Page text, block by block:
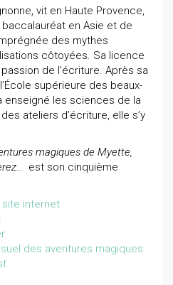
vit en Haute Provence,
baccalauréat en Asie et de
des mythes
côtoyées. Sa licence
de l’écriture. Après sa
supérieure des beaux-
enseigné les sciences de la
ateliers d’écriture, elle s’y
magiques de Myette,
est son cinquième
site internet
des aventures magiques